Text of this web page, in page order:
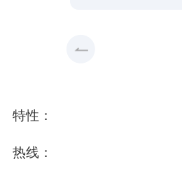
特性：
热线：